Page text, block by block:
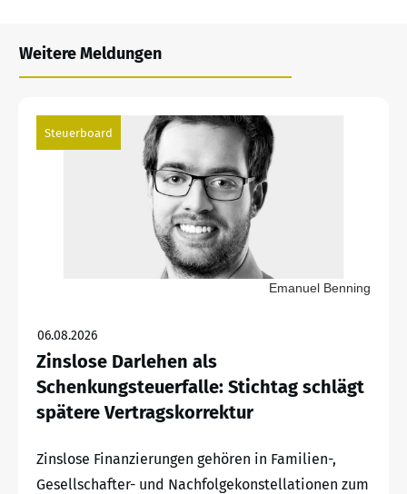
Weitere Meldungen
Steuerboard
Emanuel Benning
06.08.2026
Zinslose Darlehen als
Schenkungsteuerfalle: Stichtag schlägt
spätere Vertragskorrektur
Zinslose Finanzierungen gehören in Familien-,
Gesellschafter- und Nachfolgekonstellationen zum